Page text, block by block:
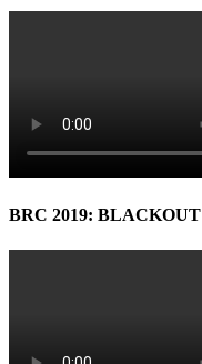
BRC 2019: BLACKOUT